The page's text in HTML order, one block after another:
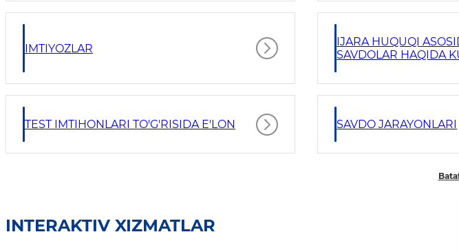
IMTIYOZLAR
IJARA HUQUQI
SAVDOLAR HAQIDA
TEST IMTIHONLARI TO'G'RISIDA E'LON SAVDO JARAYONLARI
INTERAKTIV XIZMATLAR